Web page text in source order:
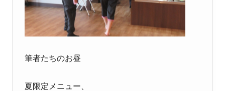
筆者たちのお昼
夏限定メニュー、